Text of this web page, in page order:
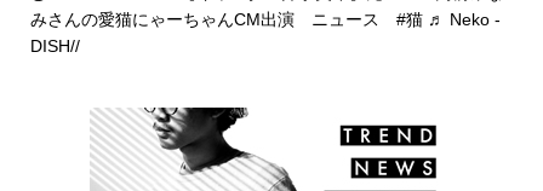
みさんの愛猫にゃーちゃんCM出演 ニュース #猫 ♬ Neko -
DISH//